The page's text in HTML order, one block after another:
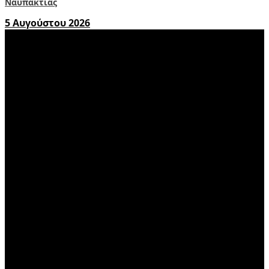
5 Αυγούστου 2026